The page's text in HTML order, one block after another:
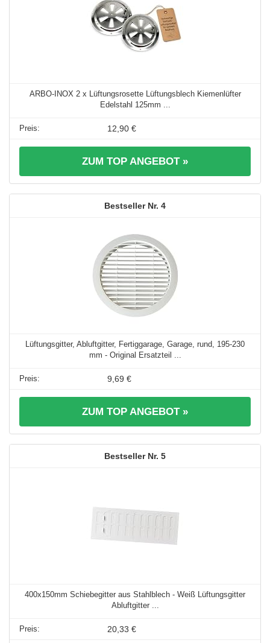
ARBO-INOX 2 x Lüftungsrosette Lüftungsblech Kiemenlüfter
Edelstahl 125mm ...
12,90 €
ZUM TOP ANGEBOT »
4
Lüftungsgitter, Abluftgitter, Fertiggarage, Garage, rund, 195-230
mm - Original Ersatzteil ...
9,69 €
ZUM TOP ANGEBOT »
5
400x150mm Schiebegitter aus Stahlblech - Weiß Lüftungsgitter
Abluftgitter ...
20,33 €